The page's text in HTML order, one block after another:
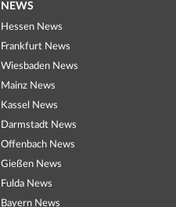
NEWS
Hessen News
Frankfurt News
Wiesbaden News
Mainz News
Kassel News
Darmstadt News
Offenbach News
Gießen News
Fulda News
Bayern News